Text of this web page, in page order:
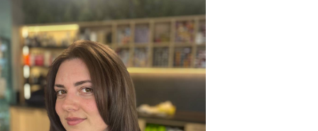
команда beauty club
белая линия